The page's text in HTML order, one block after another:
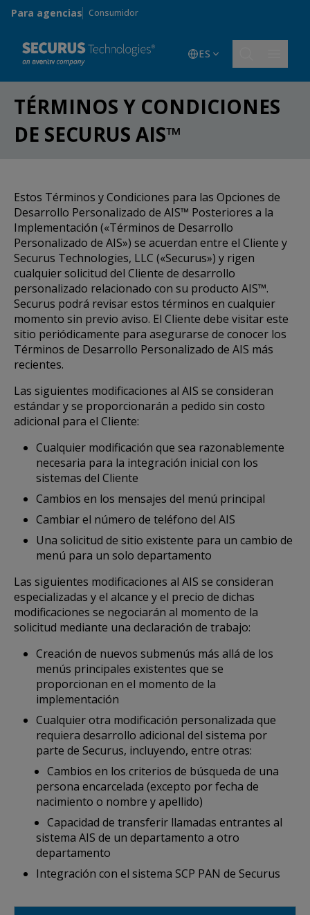
Skip to main content
Para agencias Consumidor
ES
TÉRMINOS Y CONDICIONES
DE SECURUS AIS™
Estos Términos y Condiciones para las Opciones de
Desarrollo Personalizado de AIS™ Posteriores a la
Implementación («Términos de Desarrollo
Personalizado de AIS») se acuerdan entre el Cliente y
Securus Technologies, LLC («Securus») y rigen
cualquier solicitud del Cliente de desarrollo
personalizado relacionado con su producto AIS™.
Securus podrá revisar estos términos en cualquier
momento sin previo aviso. El Cliente debe visitar este
sitio periódicamente para asegurarse de conocer los
Términos de Desarrollo Personalizado de AIS más
recientes.
Las siguientes modificaciones al AIS se consideran
estándar y se proporcionarán a pedido sin costo
adicional para el Cliente:
Cualquier modificación que sea razonablemente
necesaria para la integración inicial con los
sistemas del Cliente
Cambios en los mensajes del menú principal
Cambiar el número de teléfono del AIS
Una solicitud de sitio existente para un cambio de
menú para un solo departamento
Las siguientes modificaciones al AIS se consideran
especializadas y el alcance y el precio de dichas
modificaciones se negociarán al momento de la
solicitud mediante una declaración de trabajo:
Creación de nuevos submenús más allá de los
menús principales existentes que se
proporcionan en el momento de la
implementación
Cualquier otra modificación personalizada que
requiera desarrollo adicional del sistema por
parte de Securus, incluyendo, entre otras:
Cambios en los criterios de búsqueda de una
persona encarcelada (excepto por fecha de
nacimiento o nombre y apellido)
Capacidad de transferir llamadas entrantes al
sistema AIS de un departamento a otro
departamento
Integración con el sistema SCP PAN de Securus